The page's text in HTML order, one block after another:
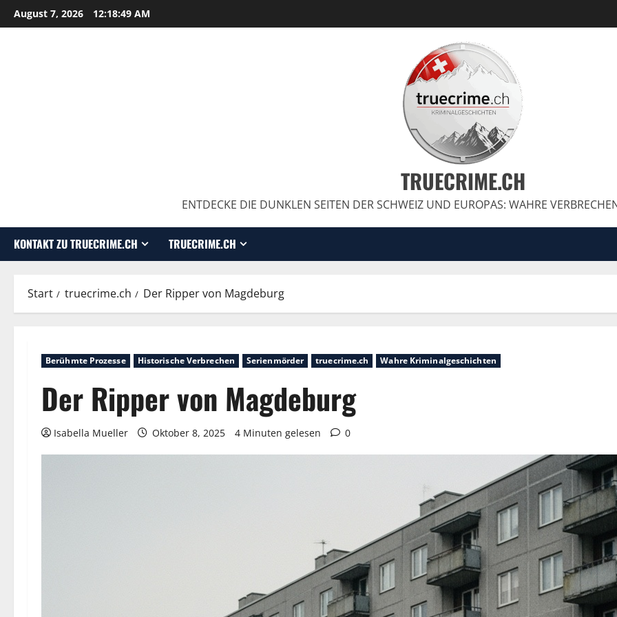
August 7, 2026 12:18:50 AM
TRUECRIME.CH
ENTDECKE DIE DUNKLEN SEITEN DER SCHWEIZ UND EUROPAS: WAHRE
KONTAKT ZU TRUECRIME.CH TRUECRIME.CH
Start truecrime.ch Der Ripper von Magdeburg
Berühmte Prozesse Historische Verbrechen Serienmörder truecrime.ch Wahre Kriminalgeschichten
Der Ripper von Magdeburg
Isabella Mueller Oktober 8, 2025 4 Minuten gelesen 0